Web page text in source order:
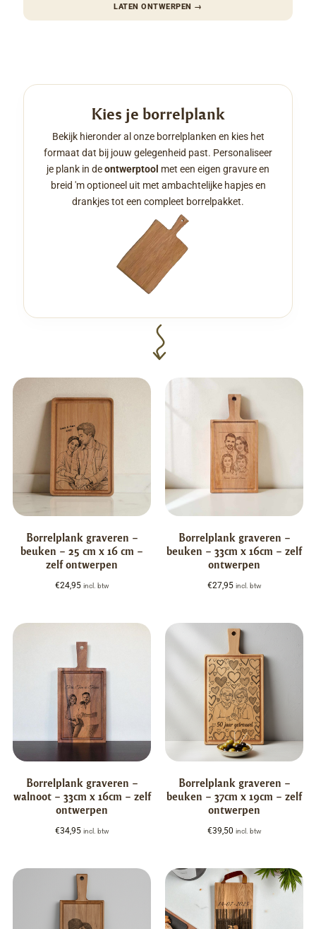
LATEN ONTWERPEN →
Kies je borrelplank
Bekijk hieronder al onze borrelplanken en kies het
formaat dat bij jouw gelegenheid past. Personaliseer
je plank in deontwerptool met een eigen gravure en
breid 'm optioneel uit met ambachtelijke hapjes en
drankjes tot een compleet borrelpakket.
Borrelplank graveren –
beuken – 25 cm x 16 cm –
zelf ontwerpen
€24,95 incl. btw
Borrelplank graveren –
beuken – 33cm x 16cm – zelf
ontwerpen
€27,95 incl. btw
Borrelplank graveren –
walnoot – 33cm x 16cm – zelf
ontwerpen
€34,95 incl. btw
Borrelplank graveren –
beuken – 37cm x 19cm – zelf
ontwerpen
€39,50 incl. btw